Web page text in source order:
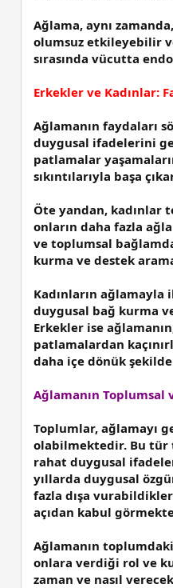
Ağlama, aynı
olumsuz etkileyebilir
sırasında vücutta
Erkekler ve Kadınlar:
Ağlamanın faydaları
duygusal ifadelerini
patlamalar
sıkıntılarıyla başa
Öte yandan, kadınlar
onların daha fazla
ve toplumsal
kurma ve destek
Kadınların
duygusal bağ kurma
Erkekler ise
patlamalardan
daha içe dönük
Ağlamanın Toplumsal
Toplumlar, ağlamayı
olabilmektedir. Bu tür
rahat duygusal
yıllarda duygusal
fazla dışa
açıdan kabul
Ağlamanın
onlara verdiği rol ve
zaman ve nasıl